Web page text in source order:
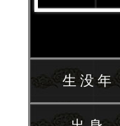
生 没 年